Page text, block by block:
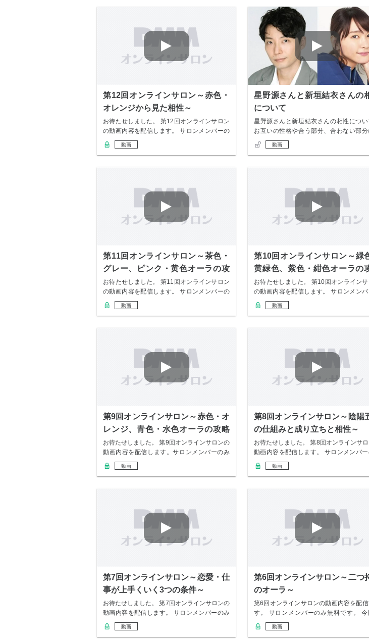
第12回オンラインサロン～赤色・
オレンジから見た相性～
お待たせしました。 第12回オンラインサロン
の動画内容を配信します。 サロンメンバーの
み無…
動画
星野源さんと新垣結衣さんの
について
星野源さんと新垣結衣さんの相性につい
お互いの性格や合う部分、合わない部分
いてお話…
動画
第11回オンラインサロン～茶色・
グレー、ピンク・黄色オーラの攻
略法～
お待たせしました。 第11回オンラインサロン
の動画内容を配信します。 サロンメンバーの
み無…
動画
第10回オンラインサロン～緑
黄緑色、紫色・紺色オーラの
法～
お待たせしました。 第10回オンラインサ
の動画内容を配信します。 サロンメン
み無…
動画
第9回オンラインサロン～赤色・オ
レンジ、青色・水色オーラの攻略
法～
お待たせしました。 第9回オンラインサロンの
動画内容を配信します。サロンメンバーのみ
無料で…
動画
第8回オンラインサロン～陰陽
の仕組みと成り立ちと相性～
お待たせしました。 第8回オンラインサ
動画内容を配信します。 サロンメンバ
無料…
動画
第7回オンラインサロン～恋愛・仕
事が上手くいく3つの条件～
お待たせしました。 第7回オンラインサロンの
動画内容を配信します。 サロンメンバーのみ
無料…
動画
第6回オンラインサロン～二つ
のオーラ～
第6回オンラインサロンの動画内容を配信
す。 サロンメンバーのみ無料です。 今
「二つ…
動画